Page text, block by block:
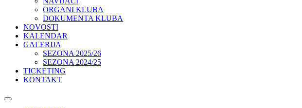
ORGANI KLUBA
DOKUMENTA KLUBA
NOVOSTI
KALENDAR
GALERIJA
SEZONA 2025/26
SEZONA 2024/25
TICKETING
KONTAKT